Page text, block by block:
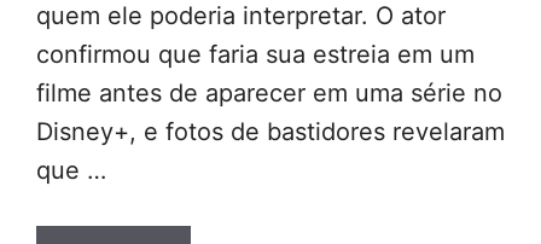
quem ele poderia interpretar. O ator
confirmou que faria sua estreia em um
filme antes de aparecer em uma série no
Disney+, e fotos de bastidores revelaram
que …